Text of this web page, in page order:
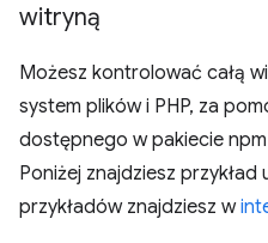
witryną
Możesz kontrolować całą
system plików i PHP, za
dostępnego w pakiecie npm
Poniżej znajdziesz przykład
przykładów znajdziesz w